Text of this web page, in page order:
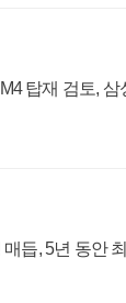
탑재 검토, 삼
듭, 5년 동안